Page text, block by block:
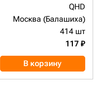
QHD
Москва (Балашиха)
414 шт
117 ₽
В корзину